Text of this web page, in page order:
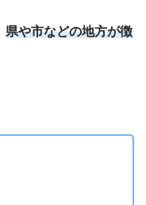
県や市などの地方が徴